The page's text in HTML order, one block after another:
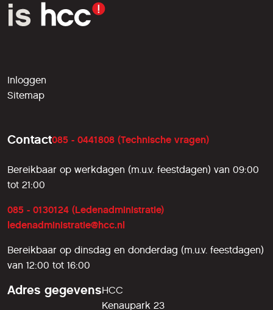
Inloggen
Sitemap
Contact085 - 0441808 (Technische vragen)
Bereikbaar op werkdagen (m.u.v. feestdagen) van 09:00
tot 21:00
085 - 0130124 (Ledenadministratie)
ledenadministratie@hcc.nl
Bereikbaar op dinsdag en donderdag (m.u.v. feestdagen)
van 12:00 tot 16:00
Adres gegevensHCC
Kenaupark 23